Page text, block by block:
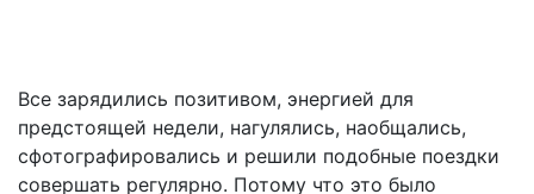
Все зарядились позитивом, энергией для
предстоящей недели, нагулялись, наобщались,
сфотографировались и решили подобные поездки
совершать регулярно. Потому что это было